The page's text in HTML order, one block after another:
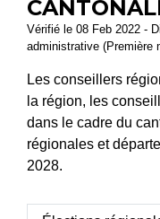
Vérifié le 08 Feb 2022 -
administrative (Première
Les conseillers
la région, les
dans le cadre du
régionales et
2028.